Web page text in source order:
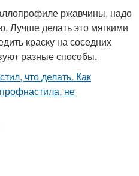
ржавчины, надо
Лучше делать это мягкими
краску на соседних
разные способы.